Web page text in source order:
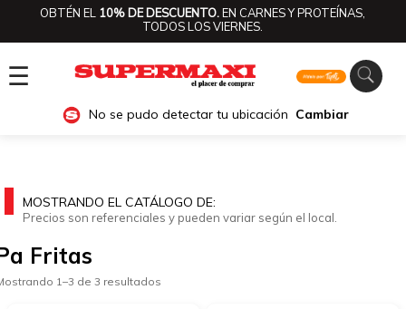
OBTÉN EL 10% DE DESCUENTO.EN CARNES Y PROTEÍNAS,
TODOS LOS VIERNES.
☰
No se pudo detectar tu ubicación Cambiar
MOSTRANDO EL CATÁLOGO DE:
Precios son referenciales y pueden variar según el local.
Fritas
1–3 de 3 resultados